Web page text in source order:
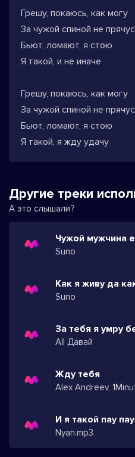
Грешу, покаюсь, как могу
За чужой спиной не
Бьют, ломают, я стою
Я такой, и не иначе
Грешу, покаюсь, как могу
За чужой спиной не
Бьют, ломают, я стою
Я такой, я жду удачу
Другие треки
А это слышали?
Чужой мужчина
Suno
Как я живу да
Suno
За тебя я умру
All Давай
Жду тебя
Alex Andreev,
И я такой пау
Nyan.mp3